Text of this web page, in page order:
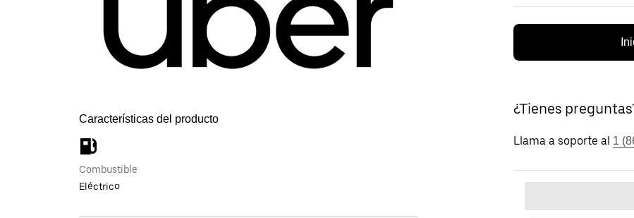
Características del producto
Combustible
Eléctrico
¿Tienes
Llama a soporte al 1